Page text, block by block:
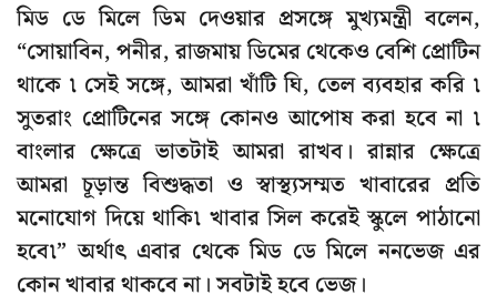
মিড ডে মিলে ডিম দেওয়ার প্রসঙ্গে মুখ্যমন্ত্রী বলেন,
“সোয়াবিন, পনীর, রাজমায় ডিমের থেকেও বেশি প্রোটিন
থাকে ৷ সেই সঙ্গে, আমরা খাঁটি ঘি, তেল ব্যবহার করি ৷
সুতরাং প্রোটিনের সঙ্গে কোনও আপোষ করা হবে না ৷
বাংলার ক্ষেত্রে ভাতটাই আমরা রাখব। রান্নার ক্ষেত্রে
আমরা চূড়ান্ত বিশুদ্ধতা ও স্বাস্থ্যসম্মত খাবারের প্রতি
মনোযোগ দিয়ে থাকি৷ খাবার সিল করেই স্কুলে পাঠানো
হবে৷” অর্থাৎ এবার থেকে মিড ডে মিলে ননভেজ এর
কোন খাবার থাকবে না। সবটাই হবে ভেজ।